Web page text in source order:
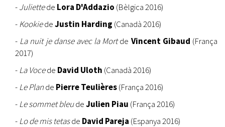
-Juliettede Lora D'Addazio (Bèlgica 2016)
-KookiedeJustin Harding (Canadà 2016)
- La nuit je danse avec la Mortde Vincent Gibaud (França
2017)
-La Vocede David Uloth (Canadà 2016)
-Le Plande Pierre Teulières(França 2016)
-Le sommet bleudeJulien Piau (França 2016)
-Lo de mis tetasde David Pareja (Espanya 2016)